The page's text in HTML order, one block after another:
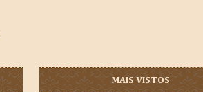
MAIS VISTOS